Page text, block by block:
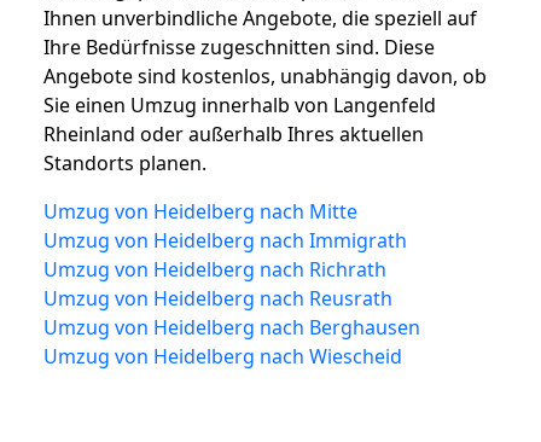
Ihnen unverbindliche Angebote, die speziell auf
Ihre Bedürfnisse zugeschnitten sind. Diese
Angebote sind kostenlos, unabhängig davon, ob
Sie einen Umzug innerhalb von Langenfeld
Rheinland oder außerhalb Ihres aktuellen
Standorts planen.
Umzug von Heidelberg nach Mitte
Umzug von Heidelberg nach Immigrath
Umzug von Heidelberg nach Richrath
Umzug von Heidelberg nach Reusrath
Umzug von Heidelberg nach Berghausen
Umzug von Heidelberg nach Wiescheid